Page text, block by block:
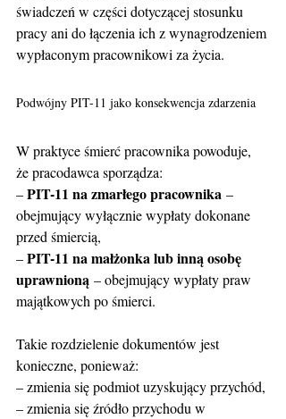
świadczeń w części dotyczącej stosunku
pracy ani do łączenia ich z wynagrodzeniem
wypłaconym pracownikowi za życia.
Podwójny PIT-11 jako konsekwencja zdarzenia
W praktyce śmierć pracownika powoduje,
że pracodawca sporządza:
– PIT-11 na zmarłego pracownika –
obejmujący wyłącznie wypłaty dokonane
przed śmiercią,
– PIT-11 na małżonka lub inną osobę
uprawnioną – obejmujący wypłaty praw
majątkowych po śmierci.
Takie rozdzielenie dokumentów jest
konieczne, ponieważ:
– zmienia się podmiot uzyskujący przychód,
– zmienia się źródło przychodu w